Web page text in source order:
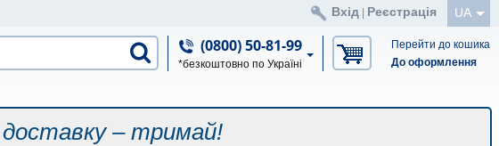
UA
Вхід Реєстрація
(0800) 50-81-99
*безкоштовно по Україні
Перейти до кошика
До оформлення
доставку – тримай!